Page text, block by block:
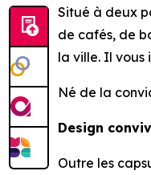
Situé à deux
de cafés, de
la ville. Il vous
Né de la
Design
Outre les